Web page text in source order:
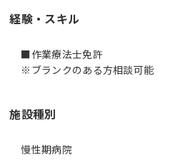
経験・スキル
■作業療法士免許
※ブランクのある方相談可能
施設種別
慢性期病院